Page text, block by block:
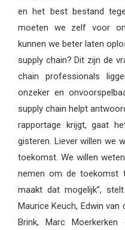
en het best bestand
moeten we zelf voor
kunnen we beter laten
supply chain? Dit zijn de
chain professionals
onzeker en
supply chain helpt
rapportage krijgt, gaat
gisteren. Liever willen we
toekomst. We willen
nemen om de toekomst
maakt dat mogelijk”,
Maurice Keuch, Edwin
Brink, Marc